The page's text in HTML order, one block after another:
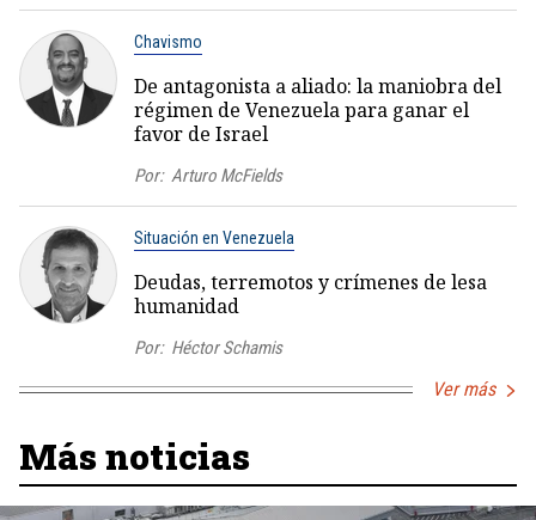
Chavismo
De antagonista a aliado: la maniobra del
régimen de Venezuela para ganar el
favor de Israel
Por: Arturo McFields
Situación en Venezuela
Deudas, terremotos y crímenes de lesa
humanidad
Por: Héctor Schamis
Ver más
Más noticias